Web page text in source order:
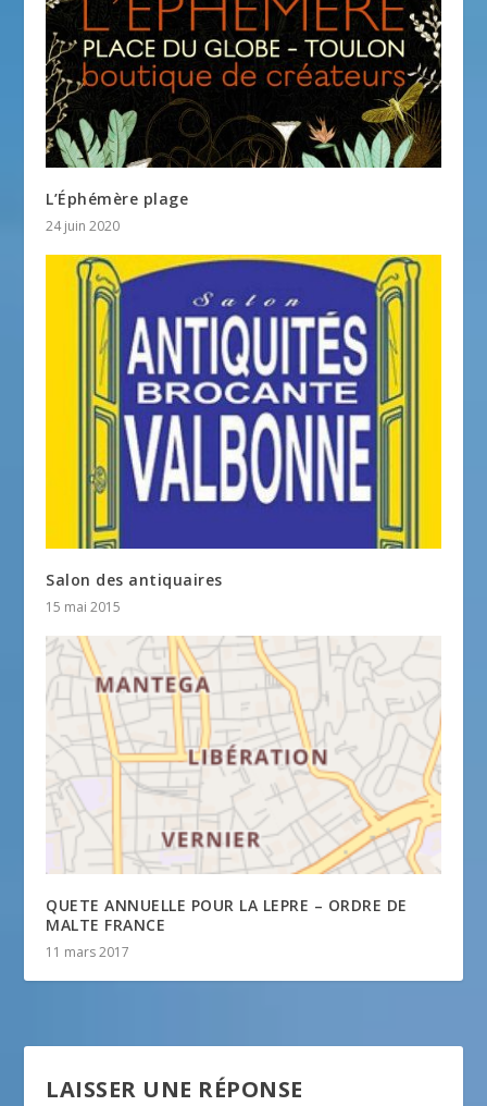
L’Éphémère plage
24 juin 2020
Salon des antiquaires
15 mai 2015
QUETE ANNUELLE POUR LA LEPRE – ORDRE DE
MALTE FRANCE
11 mars 2017
LAISSER UNE RÉPONSE